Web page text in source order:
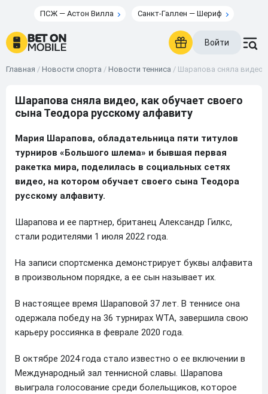
ПСЖ — Астон Вилла Санкт-Галлен — Шериф
Войти
Главная / Новости спорта / Новости тенниса / Шарапова сняла видео,
Шарапова сняла видео, как обучает своего
сына Теодора русскому алфавиту
Мария Шарапова, обладательница пяти титулов
турниров «Большого шлема» и бывшая первая
ракетка мира, поделилась в социальных сетях
видео, на котором обучает своего сына Теодора
русскому алфавиту.
Шарапова и ее партнер, британец Александр Гилкс,
стали родителями 1 июля 2022 года.
На записи спортсменка демонстрирует буквы алфавита
в произвольном порядке, а ее сын называет их.
В настоящее время Шараповой 37 лет. В теннисе она
одержала победу на 36 турнирах WTA, завершила свою
карьеру россиянка в феврале 2020 года.
В октябре 2024 года стало известно о ее включении в
Международный зал теннисной славы. Шарапова
выиграла голосование среди болельщиков, которое